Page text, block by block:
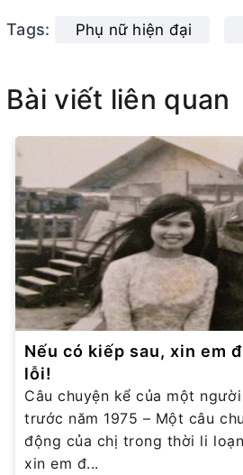
Tags: Phụ nữ hiện đại
Bài viết liên quan
Nếu có kiếp sau, xin em
lỗi!
Câu chuyện kể của một
trước năm 1975 – Một câu
động của chị trong thời li
xin em đ...